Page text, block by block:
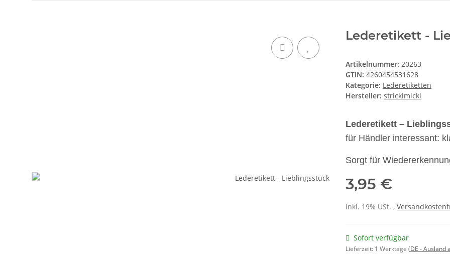
Lederetikett -
Artikelnummer: 20263
GTIN: 4260454531628
Kategorie: Lederetiketten
Hersteller: strickimicki
Lederetikett –
für Händler interessant:
Sorgt für
3,95 €
inkl. 19% USt. ,
Sofort verfügbar
Lieferzeit: 1 Werktage (DE - Ausland